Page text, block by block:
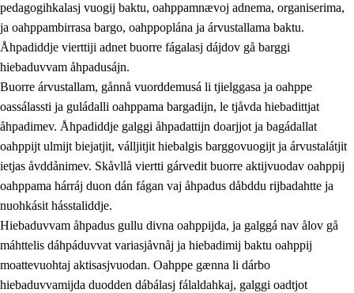
pedagogihkalasj vuogij baktu, oahppamnævoj adnema, organiserima,
ja oahppambirrasa bargo, oahppoplána ja árvustallama baktu.
Åhpadiddje vierttiji adnet buorre fágalasj dájdov gå barggi
hiebaduvvam åhpadusájn.
Buorre árvustallam, gånnå vuorddemusá li tjielggasa ja oahppe
oassálassti ja guládalli oahppama bargadijn, le tjåvda hiebadittjat
åhpadimev. Åhpadiddje galggi åhpadattijn doarjjot ja bagádallat
oahppijt ulmijt biejatjit, válljitjit hiebalgis barggovuogijt ja árvustalátjit
ietjas åvddånimev. Skåvllå viertti gárvedit buorre aktijvuodav oahppij
oahppama hárráj duon dán fágan vaj åhpadus dåbddu rijbadahtte ja
nuohkásit hásstaliddje.
Hiebaduvvam åhpadus gullu divna oahppijda, ja galggá nav ålov gå
máhttelis dáhpáduvvat variasjåvnåj ja hiebadimij baktu oahppij
moattevuohtaj aktisasjvuodan. Oahppe gænna li dárbo
hiebaduvvamijda duodden dábálasj fálaldahkaj, galggi oadtjot